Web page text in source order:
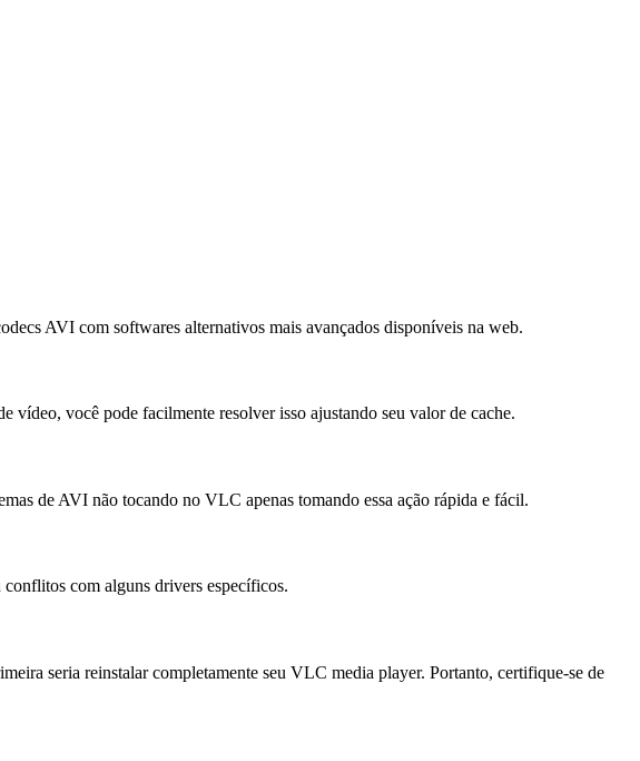
AVI com softwares alternativos mais avançados disponíveis na web.
você pode facilmente resolver isso ajustando seu valor de cache.
de AVI não tocando no VLC apenas tomando essa ação rápida e fácil.
conflitos com alguns drivers específicos.
seria reinstalar completamente seu VLC media player. Portanto, certifique-se de